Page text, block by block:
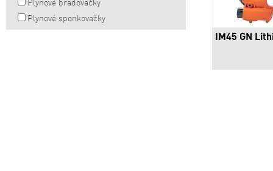
Plynové bradovačky
Plynové sponkovačky
IM45 GN